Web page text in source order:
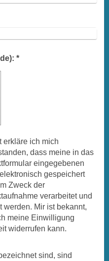
Captcha (Spam-Schutz-Code): *
erkläre ich mich
dass meine in das
eingegebenen
gespeichert
Zweck der
verarbeitet und
werden. Mir ist bekannt,
meine Einwilligung
widerrufen kann.
sind, sind